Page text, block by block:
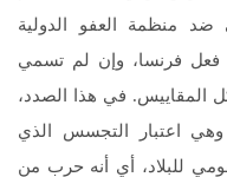
منظمة العفو الدولية
فعل فرنسا، وإن لم تسمي
المقاييس. في هذا الصدد،
اعتبار التجسس الذي
للبلاد، أي أنه حرب من